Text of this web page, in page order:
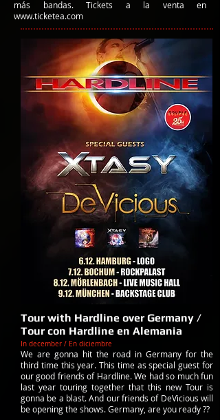
más bandas. Tickets a la venta en
www.ticketea.com
Tour with Hardline over Germany /
Tour con Hardline en Alemania
In december / En diciembre
We are gonna hit the road in Germany for the
third time this year. This time as special guest for
our good friends of Hardline. We had so much fun
last year touring together that this new Tour is
gonna be a blast. And our friends of DeVicious will
be opening the shows. Germany, are you ready ??